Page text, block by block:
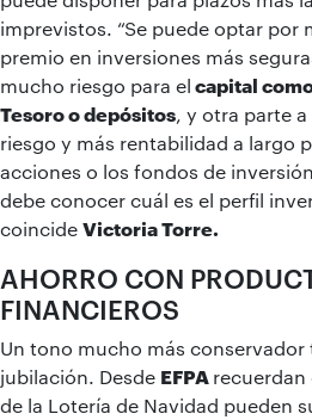
imprevistos. “Se puede optar por
premio en inversiones más
mucho riesgo para el capital
Tesoro o depósitos , y otra parte
riesgo y más rentabilidad a largo
acciones o los fondos de
debe conocer cuál es el perfil
coincide Victoria Torre.
AHORRO CON
FINANCIEROS
Un tono mucho más conservador
jubilación. Desde EFPA recuerdan
de la Lotería de Navidad pueden